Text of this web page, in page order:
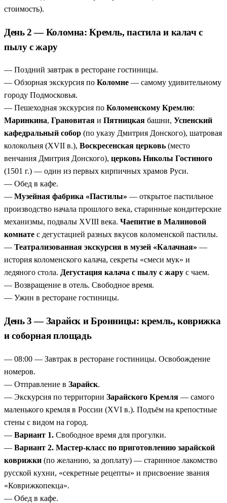
стоимость).
День 2 — Коломна: Кремль, пастила и калач с
пылу с жару
— Поздний завтрак в ресторане гостиницы.
— Обзорная экскурсия по Коломне — самому удивительному
городу Подмосковья.
— Пешеходная экскурсия по Коломенскому Кремлю:
Маринкина, Грановитая и Пятницкая башни, Успенский
кафедральный собор (по указу Дмитрия Донского), шатровая
колокольня (XVII в.), Воскресенская церковь (место
венчания Дмитрия Донского), церковь Николы Гостиного
(1501 г.) — один из первых кирпичных храмов Руси.
— Обед в кафе.
— Музейная фабрика «Пастилы» — открытое пастильное
производство начала прошлого века, старинные кондитерские
механизмы, подвалы XVIII века. Чаепитие в Малиновой
комнате с дегустацией разных вкусов коломенской пастилы.
— Театрализованная экскурсия в музей «Калачная» —
история коломенского калача, секреты «смеси мук» и
ледяного стола. Дегустация калача с пылу с жару с чаем.
— Возвращение в отель. Свободное время.
— Ужин в ресторане гостиницы.
День 3 — Зарайск и Бронницы: кремль, коврижка
и соборная площадь
— 08:00 — Завтрак в ресторане гостиницы. Освобождение
номеров.
— Отправление в Зарайск.
— Экскурсия по территории Зарайского Кремля — самого
маленького кремля в России (XVI в.). Подъём на крепостные
стены с видом на город.
— Вариант 1. Свободное время для прогулки.
— Вариант 2. Мастер-класс по приготовлению зарайской
коврижки (по желанию, за доплату) — старинное лакомство
русской кухни, «секретные рецепты» и присвоение звания
«Коврижкопекца».
— Обед в кафе.